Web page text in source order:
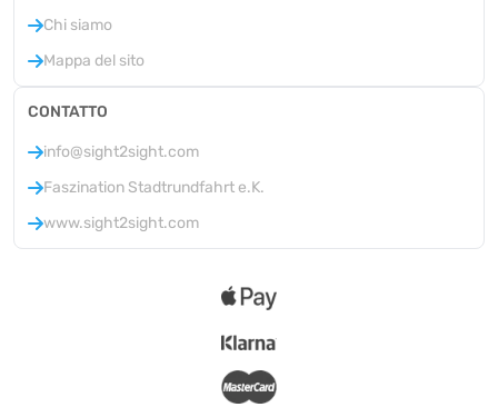
Chi siamo
Mappa del sito
CONTATTO
info@sight2sight.com
Faszination Stadtrundfahrt e.K.
www.sight2sight.com